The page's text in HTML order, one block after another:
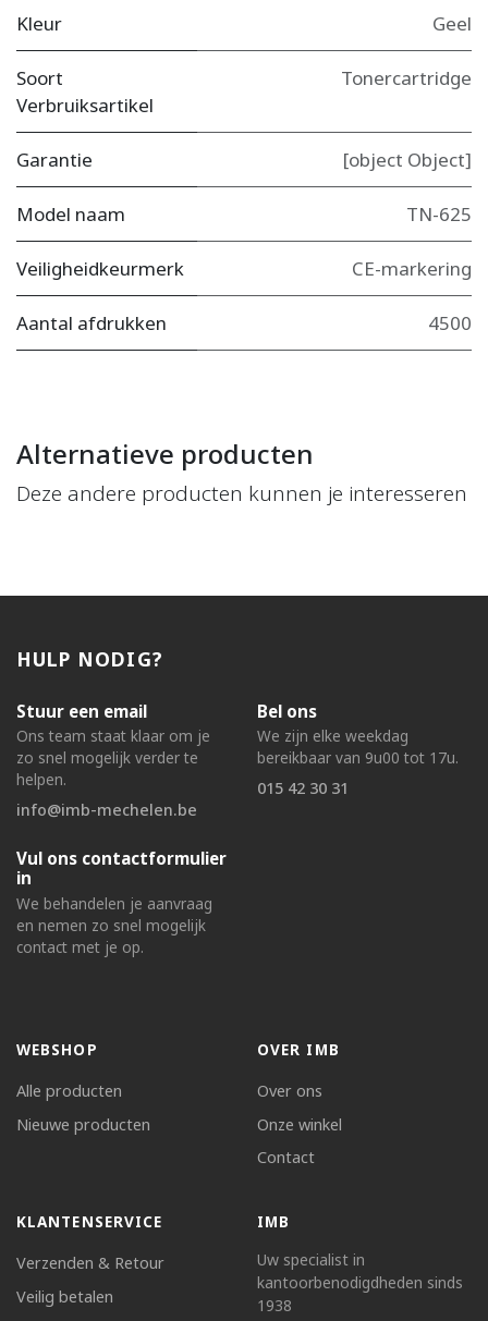
Kleur Geel
Soort
Verbruiksartikel
Tonercartridge
Garantie [object Object]
Model naam TN-625
Veiligheidkeurmerk CE-markering
Aantal afdrukken 4500
Alternatieve producten
Deze andere producten kunnen je interesseren
HULP NODIG?
Stuur een email
Ons team staat klaar om je
zo snel mogelijk verder te
helpen.
info@imb-mechelen.be
Bel ons
We zijn elke weekdag
bereikbaar van 9u00 tot 17u.
015 42 30 31
Vul ons contactformulier
in
We behandelen je aanvraag
en nemen zo snel mogelijk
contact met je op.
WEBSHOP
Alle producten
Nieuwe producten
OVER IMB
Over ons
Onze winkel
Contact
KLANTENSERVICE
Verzenden & Retour
Veilig betalen
IMB
Uw specialist in
kantoorbenodigdheden sinds
1938